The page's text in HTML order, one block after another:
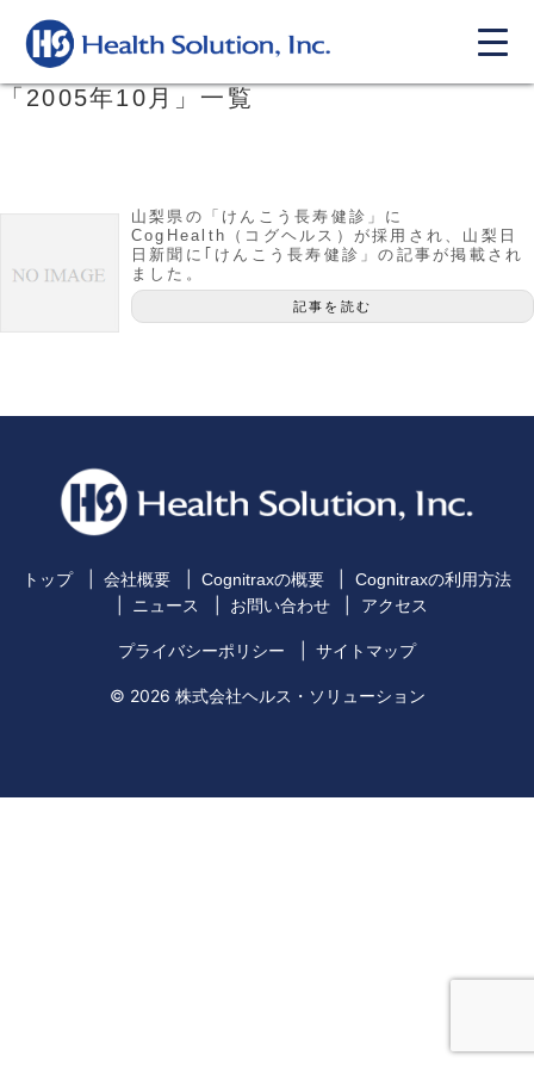
「 2005年10月 」 一覧
山梨県の「けんこう長寿健診」に
CogHealth（コグヘルス）が採用され、山梨日
日新聞に｢けんこう長寿健診」の記事が掲載され
ました。
記事を読む
トップ 会社概要 Cognitraxの概要
Cognitraxの利用方法
ニュース
お問い合わせ アクセス
プライバシーポリシー サイトマップ
© 2026 株式会社ヘルス・ソリューション